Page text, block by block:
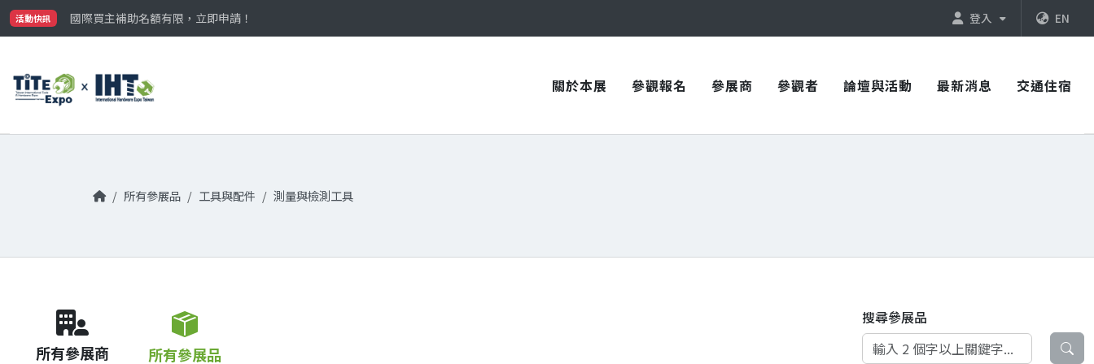
活動快訊
國際買主補助名額有限，立即申請！
參觀門票開放申請中‼️
登入 EN
關於本展 參觀報名 參展商 參觀者 論壇與活動 最新消息 交通住宿
所有參展品 工具與配件 測量與檢測工具
所有參展商 所有參展品
搜尋參展品